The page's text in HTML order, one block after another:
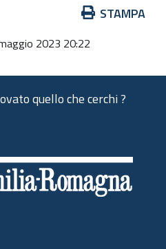
STAMPA
2023 20:22
quello che cerchi ?